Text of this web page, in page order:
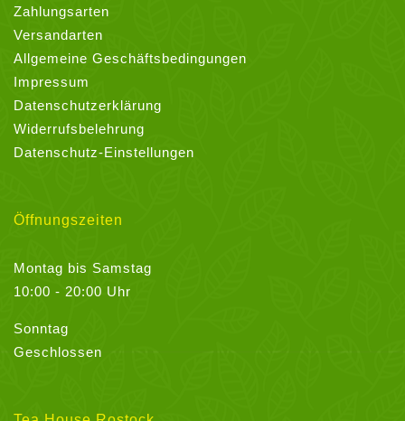
Zahlungsarten
Versandarten
Allgemeine Geschäftsbedingungen
Impressum
Datenschutzerklärung
Widerrufsbelehrung
Datenschutz-Einstellungen
Öffnungszeiten
Montag bis Samstag
10:00 - 20:00 Uhr
Sonntag
Geschlossen